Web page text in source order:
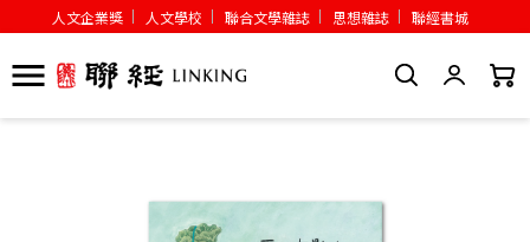
人文企業獎 人文學校 聯合文學雜誌 思想雜誌 聯經書城